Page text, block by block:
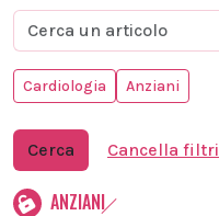
Cardiologia Anziani
Cerca Cancella filtri
ANZIANI